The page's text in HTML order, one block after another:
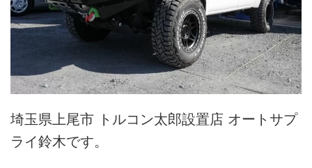
埼玉県上尾市 トルコン太郎設置店 オートサプ
ライ鈴木です。